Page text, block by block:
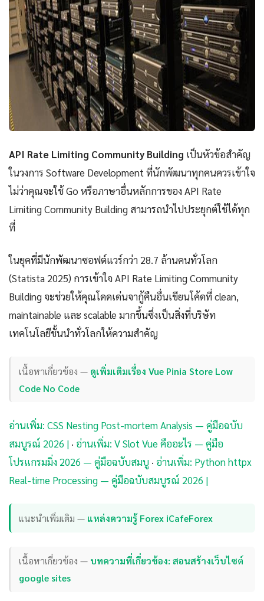
API Rate Limiting Community Building เป็นหัวข้อสำคัญ
ในวงการ Software Development ที่นักพัฒนาทุกคนควรเข้าใจ
ไม่ว่าคุณจะใช้ Go หรือภาษาอื่นหลักการของ API Rate
Limiting Community Building สามารถนำไปประยุกต์ใช้ได้ทุก
ที่
ในยุคที่มีนักพัฒนาซอฟต์แวร์กว่า 28.7 ล้านคนทั่วโลก
(Statista 2025) การเข้าใจ API Rate Limiting Community
Building จะช่วยให้คุณโดดเด่นจากู้คืนอื่นเขียนโค้ดที่ clean,
maintainable และ scalable มากขึ้นซึ่งเป็นสิ่งที่บริษัท
เทคโนโลยีชั้นนำทั่วโลกให้ความสำคัญ
เนื้อหาเกี่ยวข้อง — ดูเพิ่มเติมเรื่อง Vue Pinia Store Low
Code No Code
อ่านเพิ่ม: CSS Nesting Post-mortem Analysis — คู่มือฉบับ
สมบูรณ์ 2026 | · อ่านเพิ่ม: V Slot Vue คืออะไร — คู่มือ
โปรแกรมมิ่ง 2026 — คู่มือฉบับสมบู · อ่านเพิ่ม: Python httpx
Real-time Processing — คู่มือฉบับสมบูรณ์ 2026 |
แนะนำเพิ่มเติม — แหล่งความรู้ Forex iCafeForex
เนื้อหาเกี่ยวข้อง — บทความที่เกี่ยวข้อง: สอนสร้างเว็บไซต์
google sites